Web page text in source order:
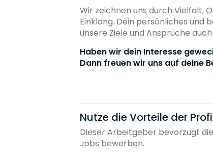
Wir zeichnen uns durch Vielfalt,
Einklang. Dein persönliches und
unsere Ziele und Ansprüche
Haben wir dein Interesse
Dann freuen wir uns auf deine
Nutze die Vorteile der
Dieser Arbeitgeber bevorzugt
Jobs bewerben.